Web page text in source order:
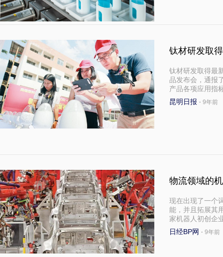
钛材研发取
钛材研发取得
品发布会，通报
产品各项应用指
昆明日报 · 9年前
物流领域的
现在出现了一个
能，并且拓展其
家机器人初创企
日经BP网 · 9年前